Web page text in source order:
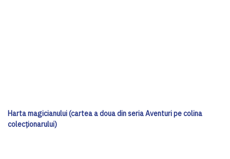
Harta magicianului (cartea a doua din seria Aventuri pe colina
colecționarului)